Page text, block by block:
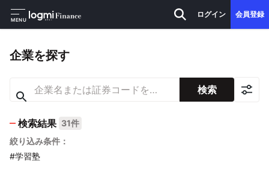
MENU
ログイン 会員登録
企業を探す
検索
検索結果 31件
絞り込み条件：
#学習塾